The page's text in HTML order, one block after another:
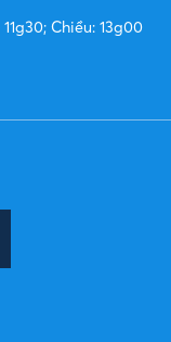
Chiều: 13g00